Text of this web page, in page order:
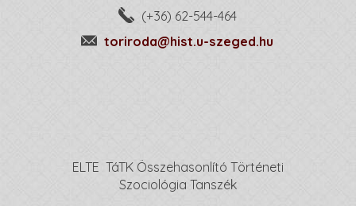
(+36) 62-544-464
toriroda@hist.u-szeged.hu
ELTE TáTK Összehasonlító Történeti
Szociológia Tanszék